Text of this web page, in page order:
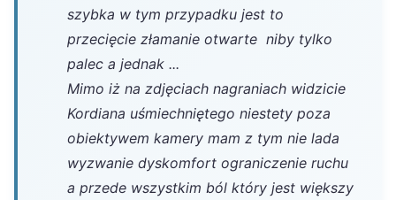
szybka w tym przypadku jest to
przecięcie złamanie otwarte niby tylko
palec a jednak ...
Mimo iż na zdjęciach nagraniach widzicie
Kordiana uśmiechniętego niestety poza
obiektywem kamery mam z tym nie lada
wyzwanie dyskomfort ograniczenie ruchu
a przede wszystkim ból który jest większy